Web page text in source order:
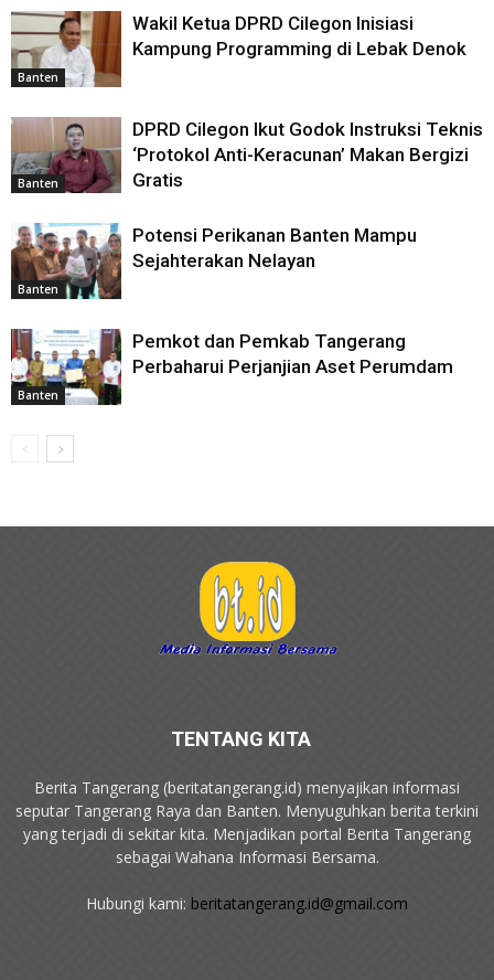
Banten
Wakil Ketua DPRD Cilegon Inisiasi
Kampung Programming di Lebak Denok
Banten
DPRD Cilegon Ikut Godok Instruksi Teknis
‘Protokol Anti-Keracunan’ Makan Bergizi
Gratis
Banten
Potensi Perikanan Banten Mampu
Sejahterakan Nelayan
Banten
Pemkot dan Pemkab Tangerang
Perbaharui Perjanjian Aset Perumdam
TENTANG KITA
Berita Tangerang (beritatangerang.id) menyajikan informasi
seputar Tangerang Raya dan Banten. Menyuguhkan berita terkini
yang terjadi di sekitar kita. Menjadikan portal Berita Tangerang
sebagai Wahana Informasi Bersama.
Hubungi kami: beritatangerang.id@gmail.com